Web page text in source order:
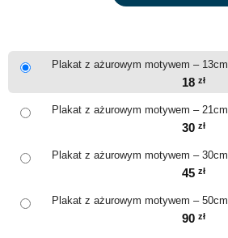
Plakat z ażurowym motywem –
18 zł
Plakat z ażurowym motywem –
30 zł
Plakat z ażurowym motywem –
45 zł
Plakat z ażurowym motywem –
90 zł